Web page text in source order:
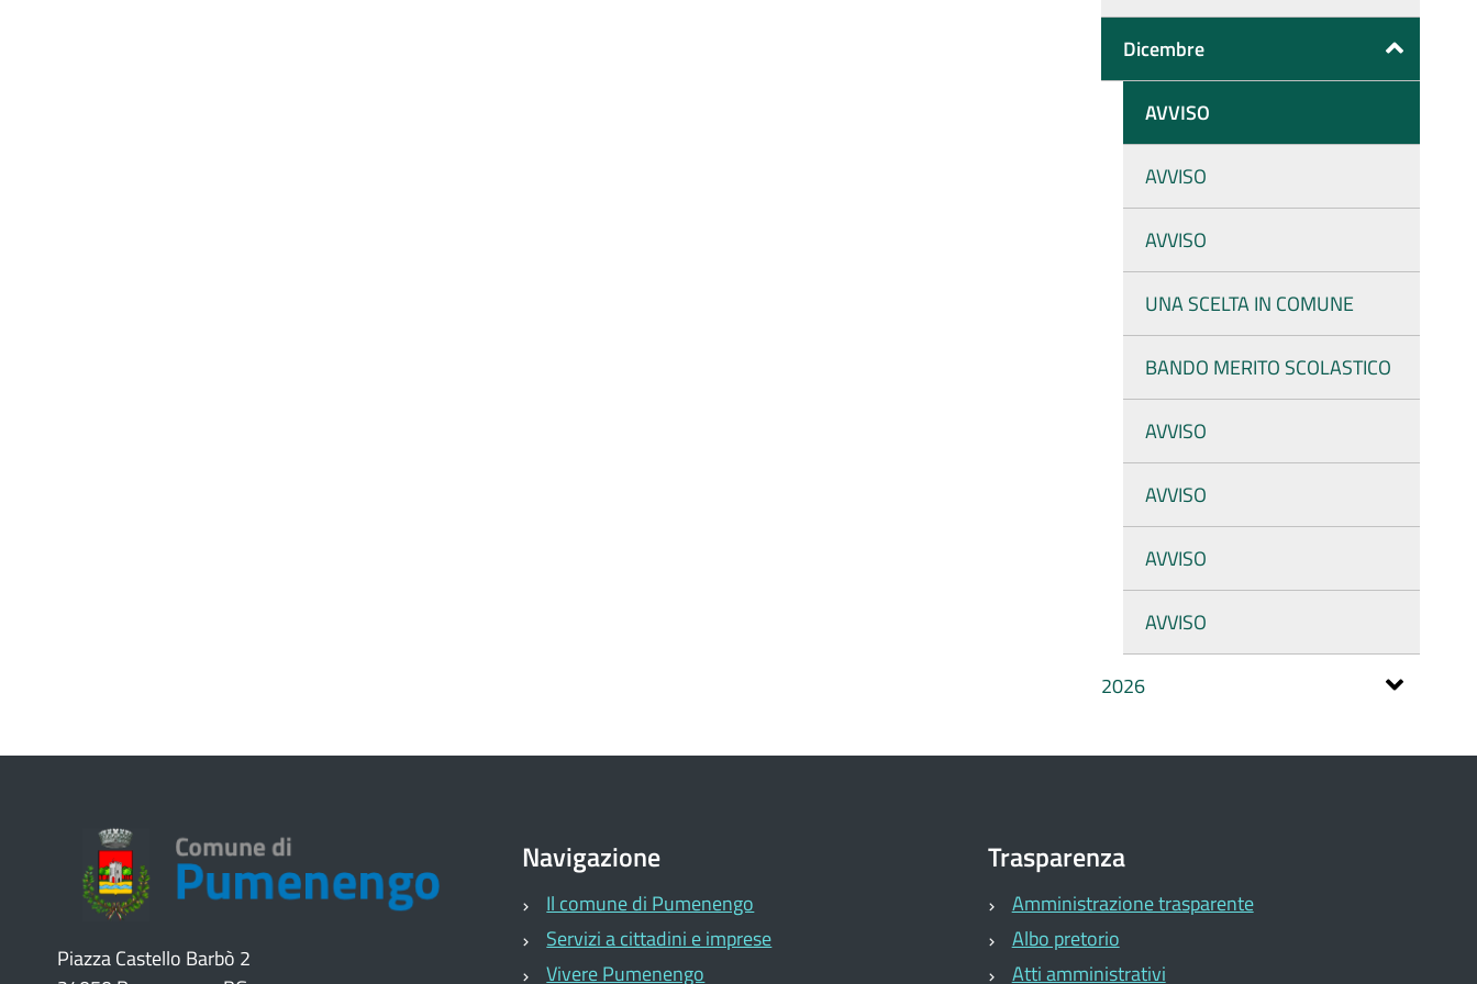
Dicembre
AVVISO
AVVISO
AVVISO
UNA SCELTA IN COMUNE
BANDO MERITO SCOLASTICO
AVVISO
AVVISO
AVVISO
AVVISO
2026
Piazza Castello Barbò 2
Navigazione
Il comune di Pumenengo
Servizi a cittadini e imprese
Vivere Pumenengo
Trasparenza
Amministrazione trasparente
Albo pretorio
Atti amministrativi